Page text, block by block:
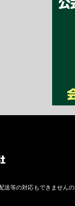
送等の対応もできませんの